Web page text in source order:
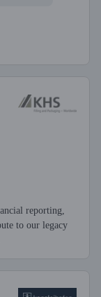
reporting,
to our legacy